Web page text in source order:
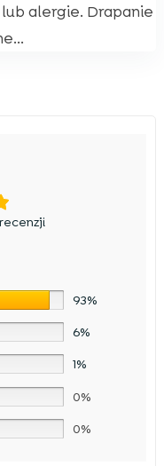
alergie. Drapanie
93%
6%
1%
0%
0%